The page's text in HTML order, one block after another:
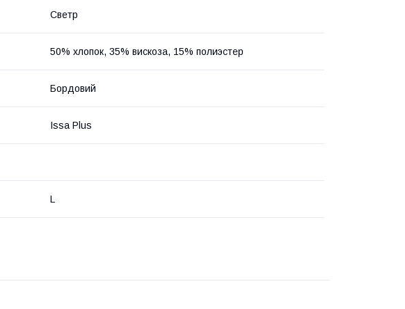
Светр
50% хлопок, 35% вискоза, 15% полиэстер
Бордовий
Issa Plus
L